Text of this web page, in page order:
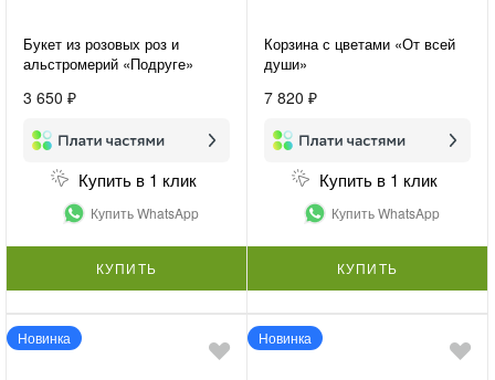
Букет из розовых роз и
альстромерий «Подруге»
3 650 ₽
Купить в 1 клик
Купить WhatsApp
КУПИТЬ
Корзина с цветами «От всей
души»
7 820 ₽
Купить в 1 клик
Купить WhatsApp
КУПИТЬ
Новинка Новинка